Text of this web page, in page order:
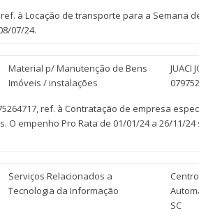
à Locação de transporte para a Semana
07/24.
Material p/ Manutenção de Bens
Imóveis / instalações
JUACI
ref. à Contratação de empresa
empenho Pro Rata de 01/01/24 a 26/11/
Serviços Relacionados a
Tecnologia da Informação
SC